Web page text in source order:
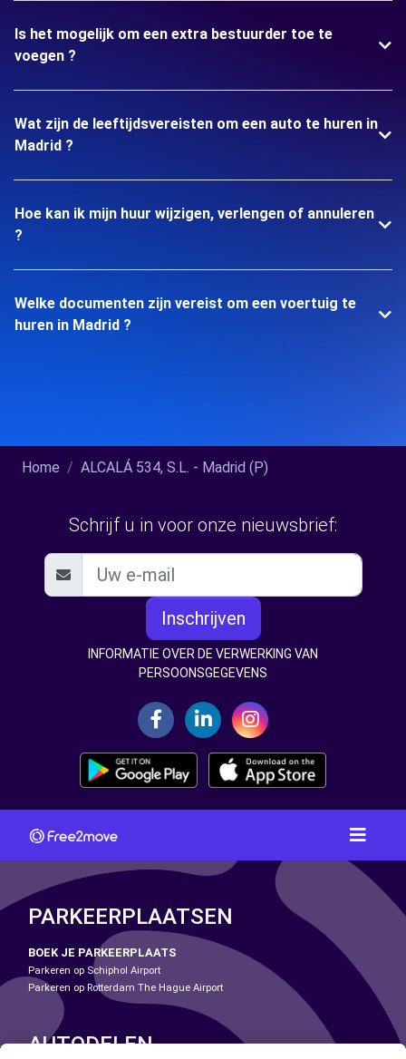
Is het mogelijk om een extra bestuurder toe te
voegen ?
Wat zijn de leeftijdsvereisten om een auto te huren in
Madrid ?
Hoe kan ik mijn huur wijzigen, verlengen of annuleren
?
Welke documenten zijn vereist om een voertuig te
huren in Madrid ?
Home ALCALÁ 534, S.L. - Madrid (P)
Schrijf u in voor onze nieuwsbrief:
Inschrijven
INFORMATIE OVER DE VERWERKING VAN
PERSOONSGEGEVENS
PARKEERPLAATSEN
BOEK JE PARKEERPLAATS
Parkeren op Schiphol Airport
Parkeren op Rotterdam The Hague Airport
AUTODELEN